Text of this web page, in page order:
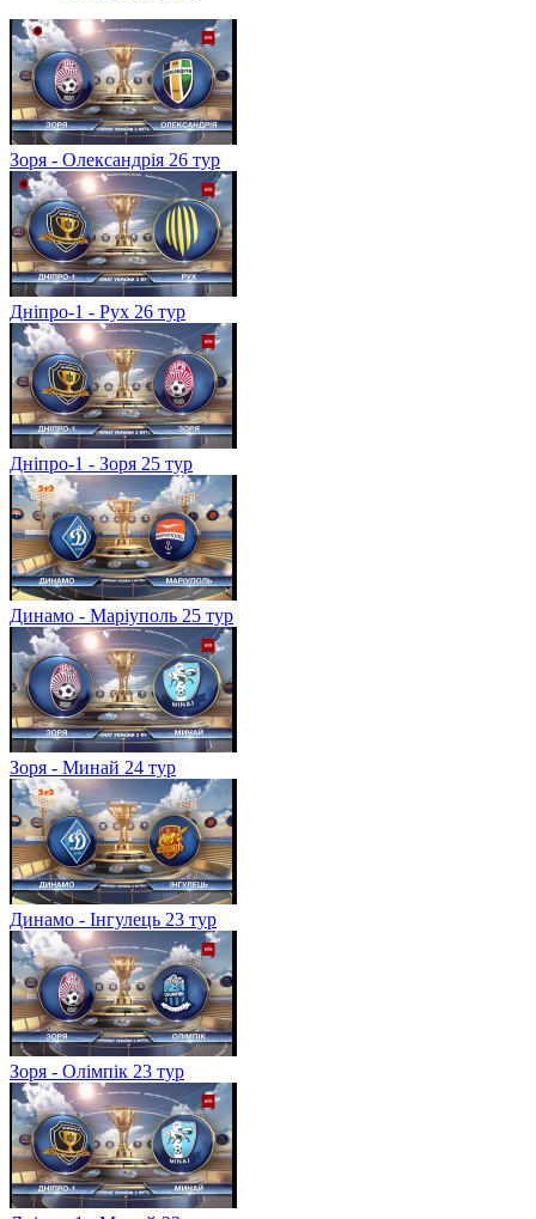
Зоря - Олександрія 26 тур
Дніпро-1 - Рух 26 тур
Дніпро-1 - Зоря 25 тур
Динамо - Маріуполь 25 тур
Зоря - Минай 24 тур
Динамо - Інгулець 23 тур
Зоря - Олімпік 23 тур